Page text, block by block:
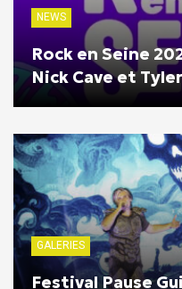
NEWS
Rock en Seine
Nick Cave et Tyler
GALERIES
Festival Pause